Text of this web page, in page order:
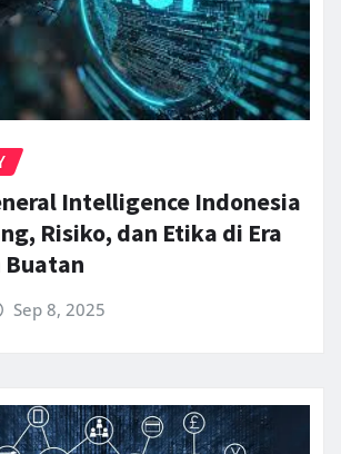
Intelligence Indonesia
Risiko, dan Etika di Era
Buatan
Sep 8, 2025